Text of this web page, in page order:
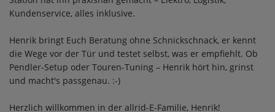
Kundenservice, alles inklusive.
Henrik bringt Euch Beratung ohne Schnickschnack, er kennt
die Wege vor der Tür und testet selbst, was er empfiehlt. Ob
Pendler-Setup oder Touren-Tuning – Henrik hört hin, grinst
und macht's passgenau. :-)
Herzlich willkommen in der allrid-E-Familie, Henrik!